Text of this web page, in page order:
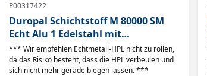
P00317422
Duropal Schichtstoff M 80000 SM
Echt Alu 1 Edelstahl mit
Transportschutzfolie
*** Wir empfehlen Echtmetall-HPL nicht zu rollen,
da das Risiko besteht, dass die HPL verbeulen und
sich nicht mehr gerade biegen lassen. ***